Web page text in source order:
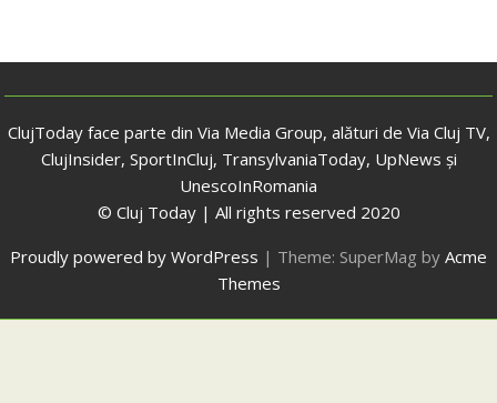
ClujToday face parte din Via Media Group, alături de Via Cluj TV,
ClujInsider, SportInCluj, TransylvaniaToday, UpNews și
UnescoInRomania
© Cluj Today | All rights reserved 2020
Proudly powered by WordPress | Theme: SuperMag by Acme
Themes